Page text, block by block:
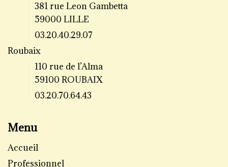
381 rue Leon Gambetta
59000 LILLE
03.20.40.29.07
Roubaix
110 rue de l’Alma
59100 ROUBAIX
03.20.70.64.43
Menu
Accueil
Professionnel